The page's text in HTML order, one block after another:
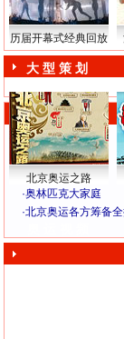
历届开幕式经典回放
大 型 策 划
北京奥运之路
·奥林匹克大家庭
·北京奥运各方筹备